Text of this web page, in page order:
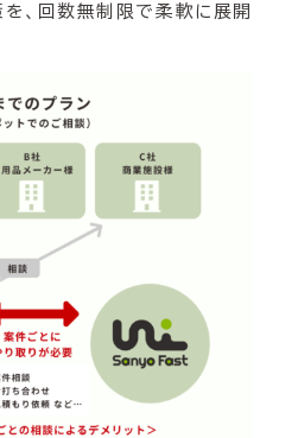
、回数無制限で柔軟に展開